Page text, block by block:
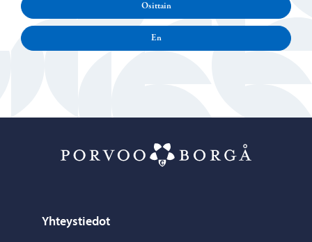
Osittain
En
Yhteystiedot